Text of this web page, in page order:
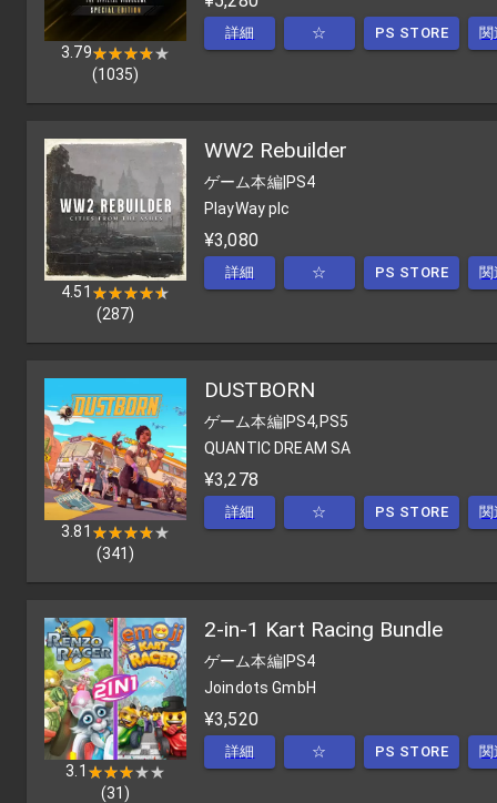
3.79★★★★★
★★★★★
(1035)
詳細 ☆ PS STORE
4.51 ★★★★★
★★★★★
(287)
WW2 Rebuilder
ゲーム本編|PS4
PlayWay plc
¥3,080
詳細 ☆ PS STORE
3.81 ★★★★★
★★★★★
(341 )
DUSTBORN
ゲーム本編|PS4,PS5
QUANTIC DREAM SA
¥3,278
詳細 ☆ PS STORE
3.1 ★★★★★
★★★★★
(31 )
2-in-1 Kart Racing Bundle
ゲーム本編|PS4
Joindots GmbH
¥3,520
詳細 ☆ PS STORE